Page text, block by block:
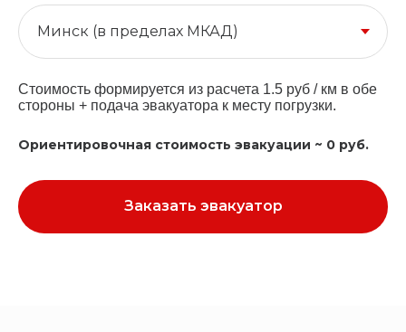
Стоимость формируется из расчета 1.5 руб / км в обе
стороны + подача эвакуатора к месту погрузки.
Ориентировочная стоимость эвакуации ~ 0 руб.
Заказать эвакуатор